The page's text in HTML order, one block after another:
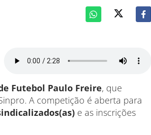
Futebol Paulo Freire, que
A competição é aberta para
e as inscrições